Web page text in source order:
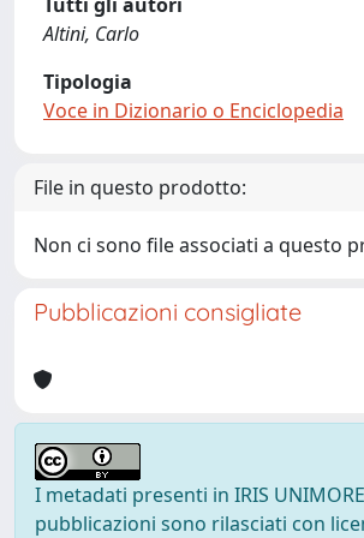
Altini, Carlo
Tipologia
Voce in Dizionario o Enciclopedia
File in questo prodotto:
Non ci sono file associati a questo
Pubblicazioni consigliate
I metadati presenti in IRIS
pubblicazioni sono rilasciati con